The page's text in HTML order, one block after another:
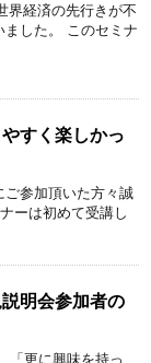
界経済の先行きが不
した。 このセミナ
すく楽しかっ
ご参加頂いた方々誠
ーは初めて受講し
明会参加者の
「更に興味を持っ